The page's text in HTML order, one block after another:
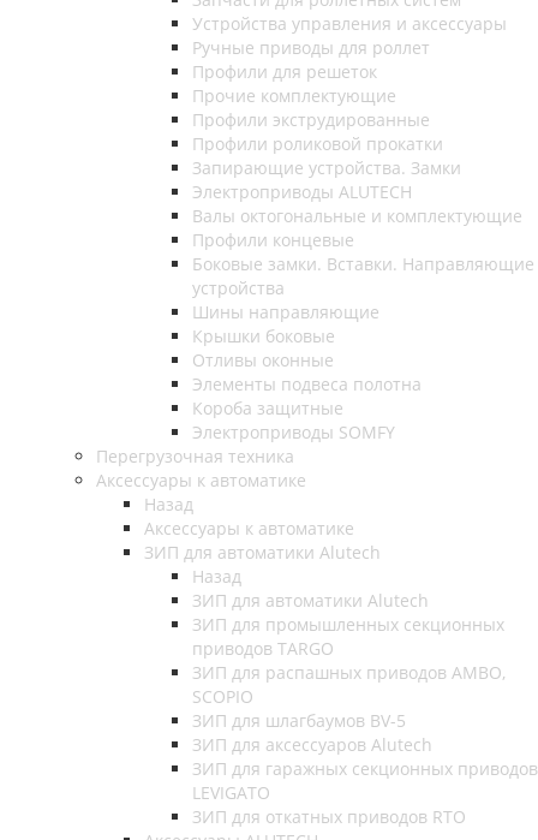
Устройства управления и аксессуары
Ручные приводы для роллет
Профили для решеток
Прочие комплектующие
Профили экструдированные
Профили роликовой прокатки
Запирающие устройства. Замки
Электроприводы ALUTECH
Валы октогональные и комплектующие
Профили концевые
Боковые замки. Вставки. Направляющие
устройства
Шины направляющие
Крышки боковые
Отливы оконные
Элементы подвеса полотна
Короба защитные
Электроприводы SOMFY
Перегрузочная техника
Аксессуары к автоматике
Назад
Аксессуары к автоматике
ЗИП для автоматики Alutech
Назад
ЗИП для автоматики Alutech
ЗИП для промышленных секционных
приводов TARGO
ЗИП для распашных приводов AMBO,
SCOPIO
ЗИП для шлагбаумов BV-5
ЗИП для аксессуаров Alutech
ЗИП для гаражных секционных приводов
LEVIGATO
ЗИП для откатных приводов RTO